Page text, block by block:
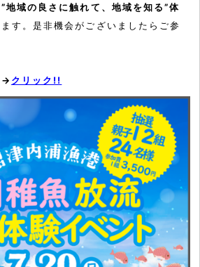
”地域の良さに触れて、地域を知る”体
す。是非機会がございましたらご参
→ クリック!!